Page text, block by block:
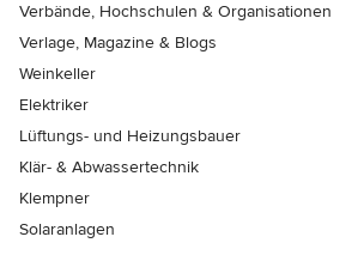
Verbände, Hochschulen & Organisationen
Verlage, Magazine & Blogs
Weinkeller
Elektriker
Lüftungs- und Heizungsbauer
Klär- & Abwassertechnik
Klempner
Solaranlagen